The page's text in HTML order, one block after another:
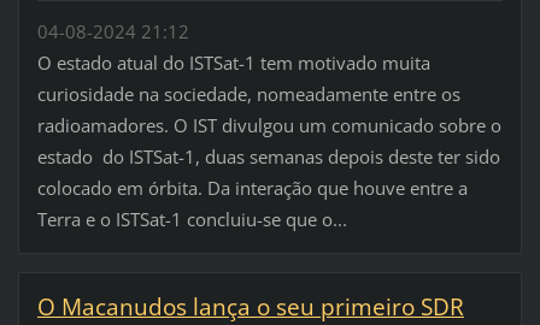
04-08-2024 21:12
O estado atual do ISTSat-1 tem motivado muita
curiosidade na sociedade, nomeadamente entre os
radioamadores. O IST divulgou um comunicado sobre o
estado do ISTSat-1, duas semanas depois deste ter sido
colocado em órbita. Da interação que houve entre a
Terra e o ISTSat-1 concluiu-se que o...
O Macanudos lança o seu primeiro SDR